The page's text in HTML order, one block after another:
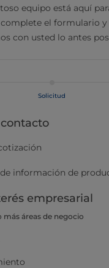
equipo está aquí
el formulario y
con usted lo antes
Solicitud
información de
empresarial
más áreas de negocio